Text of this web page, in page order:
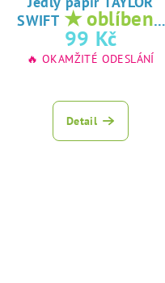
SWIFT ★ oblíbený
tisk na jedlý
papír
99 Kč
🔥 OKAMŽITÉ ODESLÁNÍ
Detail